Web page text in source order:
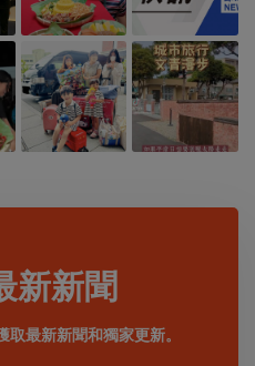
新新聞
最新新聞和獨家更新。